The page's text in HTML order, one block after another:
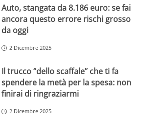
Auto, stangata da 8.186 euro: se fai
ancora questo errore rischi grosso
da oggi
2 Dicembre 2025
Il trucco “dello scaffale” che ti fa
spendere la metà per la spesa: non
finirai di ringraziarmi
2 Dicembre 2025